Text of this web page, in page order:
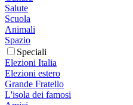
Salute
Scuola
Animali
Spazio
Speciali
Elezioni Italia
Elezioni estero
Grande Fratello
L'isola dei famosi